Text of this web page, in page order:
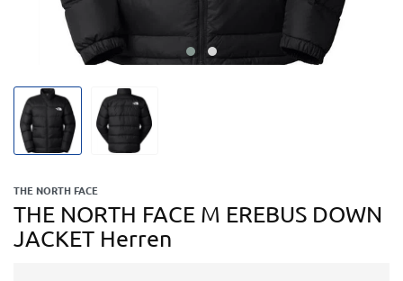
THE NORTH FACE
THE NORTH FACE M EREBUS DOWN
JACKET Herren